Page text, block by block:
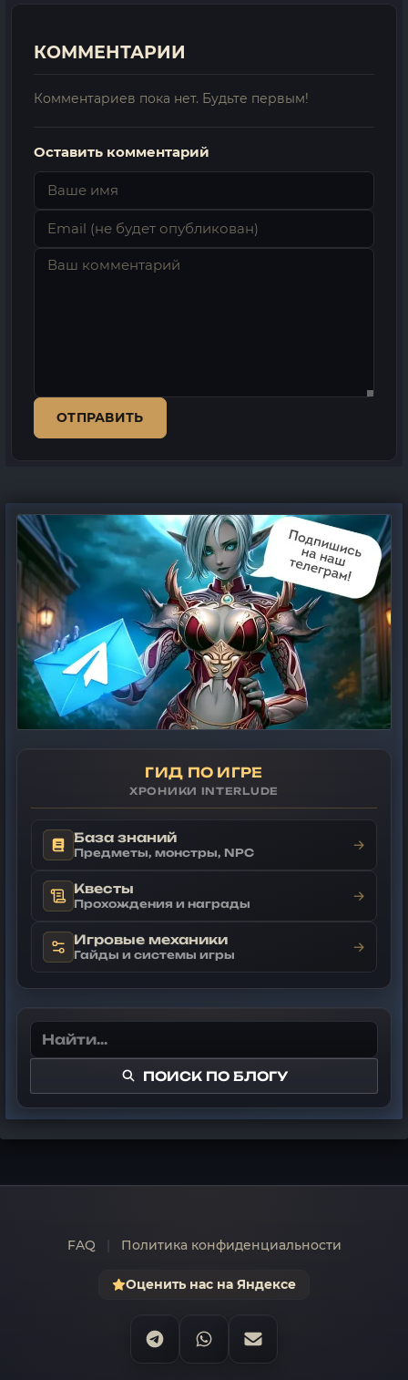
КОММЕНТАРИИ
Комментариев пока нет. Будьте первым!
Оставить комментарий
ОТПРАВИТЬ
ГИД ПО ИГРЕ
ХРОНИКИ INTERLUDE
База знаний
Предметы, монстры, NPC →
Квесты
Прохождения и награды →
Игровые механики
Гайды и системы игры →
ПОИСК ПО БЛОГУ
FAQ Политика конфиденциальности
Оценить нас на Яндексе